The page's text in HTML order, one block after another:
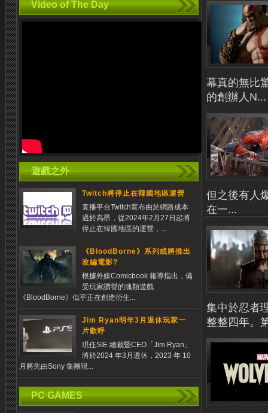
幕真的無比
的創辦人N...
但之後有人
在一...
集中於忍者
整整四年。
Video of The Day
遊戲之外
Twitch將停止在韓國地區運營
直播平台Twitch宣布由於網路成本
過於高昂，從2024年2月27日起將
停止在韓國地區的運營，...
《BloodBorne》系列或將推出
改編電影?
根據外媒Comicbook 報導指出，備
受玩家讚譽的魂類遊戲
《BloodBorne》似乎正在創造衍生...
Jim Ryan明年3月退休玩家一
片歡呼
現任SIE 總裁暨CEO「Jim Ryan」
將於2024 年3月退休，2023 年 10
月將先由Sony 集團現...
PC GAMES